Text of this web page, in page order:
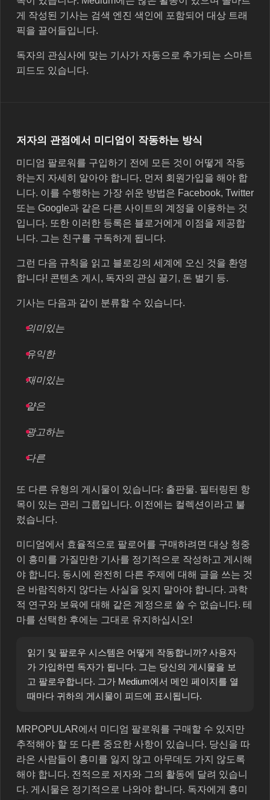
게 작성된 기사는 검색 엔진 색인에 포함되어 대상 트래
픽을 끌어들입니다.
독자의 관심사에 맞는 기사가 자동으로 추가되는 스마트
피드도 있습니다.
저자의 관점에서 미디엄이 작동하는 방식
미디엄 팔로워를 구입하기 전에 모든 것이 어떻게 작동
하는지 자세히 알아야 합니다. 먼저 회원가입을 해야 합
니다. 이를 수행하는 가장 쉬운 방법은 Facebook, Twitter
또는 Google과 같은 다른 사이트의 계정을 이용하는 것
입니다. 또한 이러한 등록은 블로거에게 이점을 제공합
니다. 그는 친구를 구독하게 됩니다.
그런 다음 규칙을 읽고 블로깅의 세계에 오신 것을 환영
합니다! 콘텐츠 게시, 독자의 관심 끌기, 돈 벌기 등.
기사는 다음과 같이 분류할 수 있습니다.
의미있는
유익한
재미있는
얕은
광고하는
다른
또 다른 유형의 게시물이 있습니다: 출판물. 필터링된 항
목이 있는 관리 그룹입니다. 이전에는 컬렉션이라고 불
렀습니다.
미디엄에서 효율적으로 팔로어를 구매하려면 대상 청중
이 흥미를 가질만한 기사를 정기적으로 작성하고 게시해
야 합니다. 동시에 완전히 다른 주제에 대해 글을 쓰는 것
은 바람직하지 않다는 사실을 잊지 말아야 합니다. 과학
적 연구와 보육에 대해 같은 계정으로 쓸 수 없습니다. 테
마를 선택한 후에는 그대로 유지하십시오!
읽기 및 팔로우 시스템은 어떻게 작동합니까? 사용자
가 가입하면 독자가 됩니다. 그는 당신의 게시물을 보
고 팔로우합니다. 그가 Medium에서 메인 페이지를 열
때마다 귀하의 게시물이 피드에 표시됩니다.
MRPOPULAR에서 미디엄 팔로워를 구매할 수 있지만
추적해야 할 또 다른 중요한 사항이 있습니다. 당신을 따
라온 사람들이 흥미를 잃지 않고 아무데도 가지 않도록
해야 합니다. 전적으로 저자와 그의 활동에 달려 있습니
다. 게시물은 정기적으로 나와야 합니다. 독자에게 흥미